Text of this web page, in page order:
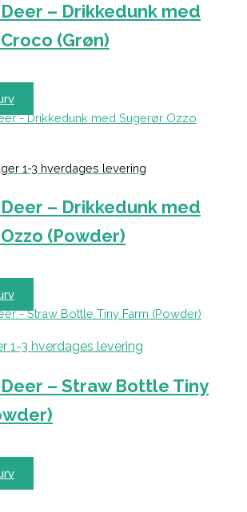
– Drikkedunk med
(Grøn)
1-3 hverdages levering
– Drikkedunk med
(Powder)
1-3 hverdages levering
– Straw Bottle Tiny